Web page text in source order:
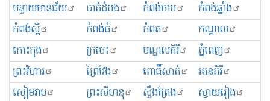
បន្ទាយមានជ័យ បាត់ដំបង កំពង់ចាម
កំពង់ឆ្នាំង
កំពង់ស្ពឺ
កំពង់ធំ កំពត
កណ្ដាល
កោះកុង
ក្រចេះ មណ្ឌលគិរី
ភ្នំពេញ
ព្រះ​វិហារ
ព្រៃវែង ពោធិ៍សាត់
រតនគិរី
សៀមរាប
ព្រះសីហនុ ស្ទឹងត្រែង
ស្វាយរៀង